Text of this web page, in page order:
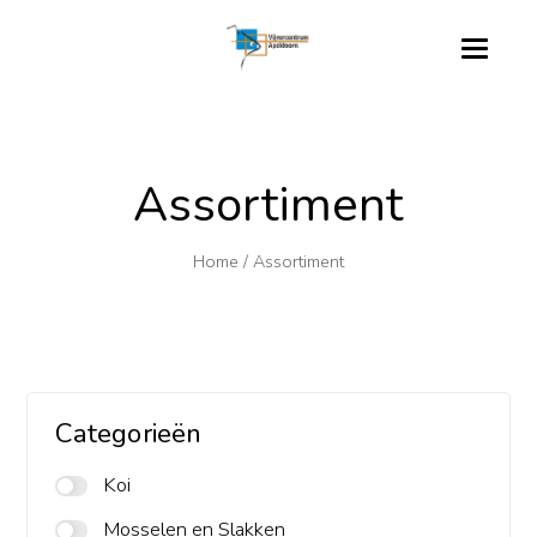
Assortiment
Home / Assortiment
Categorieën
Koi
Mosselen en Slakken